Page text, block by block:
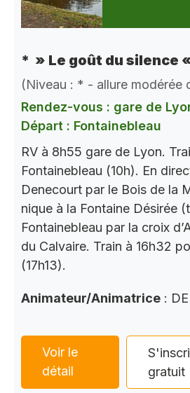
* » Le goût du silence
(Niveau : * - allure modérée
Rendez-vous : gare de
Départ : Fontainebleau
RV à 8h55 gare de Lyon.
Fontainebleau (10h). En
Denecourt par le Bois de la
nique à la Fontaine Désirée
Fontainebleau par la croix
du Calvaire. Train à 16h32
(17h13).
Animateur/Animatrice :
Voir le
détail
gratuit